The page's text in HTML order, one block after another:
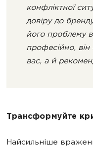
конфліктної
довіру до
його проблему
професійно,
вас, а й
Трансформуйте
Найсильніше